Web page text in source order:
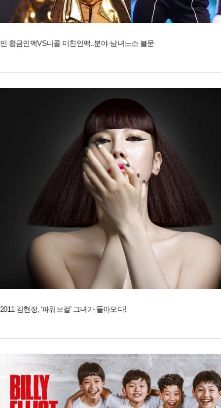
민 황금인맥VS니콜 미친인맥..분야·남녀노소 불문
2011 김현정, ‘파워보컬’ 그녀가 돌아오다!